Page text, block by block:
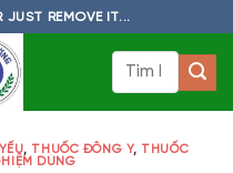
JUST REMOVE IT...
, THUỐC ĐÔNG Y, THUỐC
DÙNG